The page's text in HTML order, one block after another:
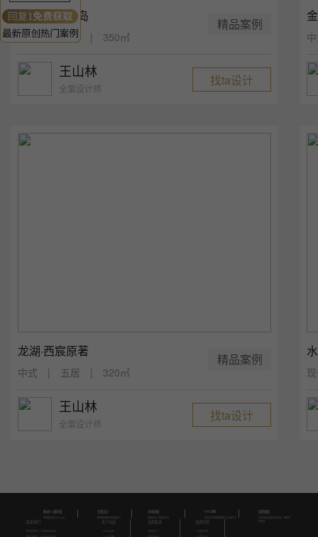
精品案例
恒大·御景半岛
中式 | 五居 | 350㎡
王山林
全案设计师
找ta设计
精品案例
龙湖·西宸原著
中式 | 五居 | 320㎡
王山林
全案设计师
找ta设计
欧洲E1级环保
甲醛量含量≤0.5 mg/L
全案设计
提供更精细化的高端设计
全球采集
甄选全球一线高档主材
V-HOME
独创五大管理系统提升企业自控力
居家展馆
全实景展示看得见的色泽，摸得到
联系我们
家装咨询：18483628043
关于岚庭 品牌集采
TATA木门
品牌优势
E1级环保